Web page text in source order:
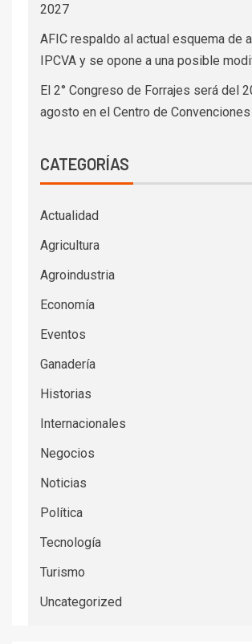
2027
AFIC respaldo al actual esquema de
IPCVA y se opone a una posible
El 2° Congreso de Forrajes será del
agosto en el Centro de
CATEGORÍAS
Actualidad
Agricultura
Agroindustria
Economía
Eventos
Ganadería
Historias
Internacionales
Negocios
Noticias
Política
Tecnología
Turismo
Uncategorized